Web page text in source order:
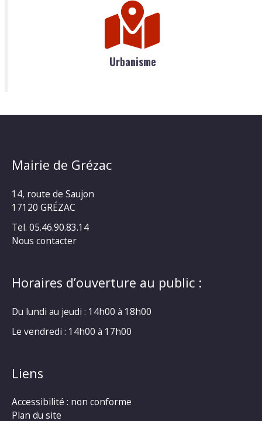
Urbanisme
Mairie de Grézac
14, route de Saujon
17120 GRÉZAC
Tel. 05.46.90.83.14
Nous contacter
Horaires d’ouverture au public :
Du lundi au jeudi : 14h00 à 18h00
Le vendredi : 14h00 à 17h00
Liens
Accessibilité : non conforme
Plan du site